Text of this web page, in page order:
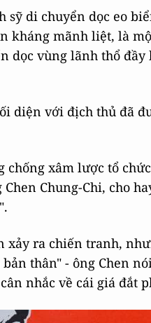
di chuyển dọc eo
kháng mãnh liệt, là
dọc vùng lãnh thổ
diện với địch thủ đã
xâm lược tổ
Chung-Chi, cho
ra chiến tranh,
thân" - ông Chen
nhắc về cái giá đắt